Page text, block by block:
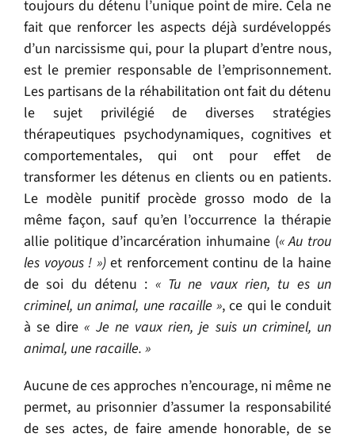
toujours du détenu l’unique point de mire. Cela ne
fait que renforcer les aspects déjà surdéveloppés
d’un narcissisme qui, pour la plupart d’entre nous,
est le premier responsable de l’emprisonnement.
Les partisans de la réhabilitation ont fait du détenu
le sujet privilégié de diverses stratégies
thérapeutiques psychodynamiques, cognitives et
comportementales, qui ont pour effet de
transformer les détenus en clients ou en patients.
Le modèle punitif procède grosso modo de la
même façon, sauf qu’en l’occurrence la thérapie
allie politique d’incarcération inhumaine (« Au trou
les voyous ! »)et renforcement continu de la haine
de soi du détenu : « Tu ne vaux rien, tu es un
criminel, un animal, une racaille », ce qui le conduit
à se dire « Je ne vaux rien, je suis un criminel, un
animal, une racaille. »
Aucune de ces approches n’encourage, ni même ne
permet, au prisonnier d’assumer la responsabilité
de ses actes, de faire amende honorable, de se